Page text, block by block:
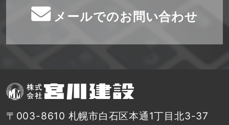
メールでのお問い合わせ
〒003-8610 札幌市白石区本通1丁目北3-37